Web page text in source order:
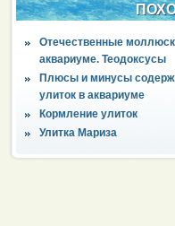
Отечественные
аквариуме. Теодоксусы
Плюсы и минусы
улиток в аквариуме
Кормление улиток
Улитка Мариза